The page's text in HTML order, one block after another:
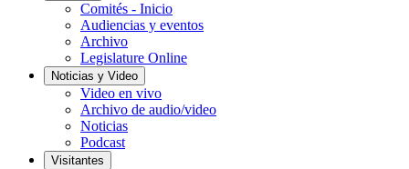
Comités - Inicio
Audiencias y eventos
Archivo
Legislature Online
Noticias y Video
Video en vivo
Archivo de audio/video
Noticias
Podcast
Visitantes